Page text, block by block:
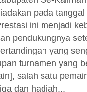
pada
ini menjadi
pendukungnya
yang
turnamen yang
salah satu
dan hadiah...